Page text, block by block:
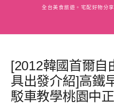
全台美食旅遊。宅配好物分
[2012韓國首爾自
具出發介紹]高鐵
駁車教學桃園中